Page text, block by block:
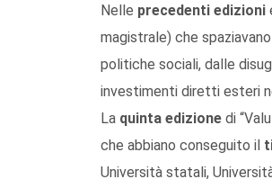
Nelle precedenti edizioni
magistrale) che
politiche sociali, dalle
investimenti diretti esteri
La quinta edizione di
che abbiano conseguito il
Università statali,